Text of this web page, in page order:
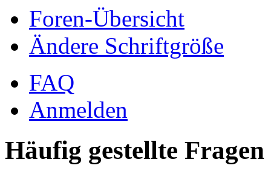
Foren-Übersicht
Ändere Schriftgröße
FAQ
Anmelden
Häufig gestellte Fragen